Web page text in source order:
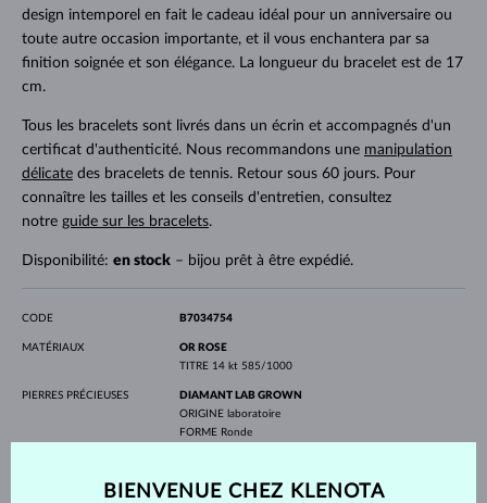
design intemporel en fait le cadeau idéal pour un anniversaire ou
toute autre occasion importante, et il vous enchantera par sa
finition soignée et son élégance. La longueur du bracelet est de 17
cm.
Tous les bracelets sont livrés dans un écrin et accompagnés d'un
certificat d'authenticité. Nous recommandons une manipulation
délicatedes bracelets de tennis. Retour sous 60 jours. Pour
connaître les tailles et les conseils d'entretien, consultez
notre guide sur les bracelets.
Disponibilité: en stock– bijou prêt à être expédié.
CODE B7034754
MATÉRIAUX
OR ROSE
TITRE 14 kt 585/1000
PIERRES PRÉCIEUSES
DIAMANT LAB GROWN
ORIGINE laboratoire
FORME Ronde
DIAMÈTRE2.10 mm
BIENVENUE CHEZ KLENOTA